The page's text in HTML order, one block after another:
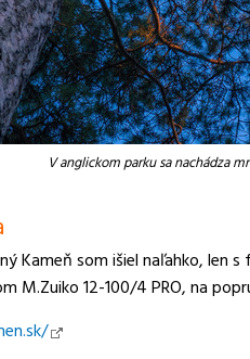
V anglickom parku sa nachádza
Kameň som išiel naľahko, len
M.Zuiko 12-100/4 PRO, na